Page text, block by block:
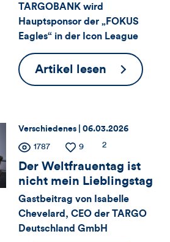
Views,
Likes
und
Kommentare
Artikels
TARGOBANK wird
Hauptsponsor der „FOKUS
Eagles“ in der Icon League
Artikel lesen Neues
Spielfeld,
Mission
Thema:
Verschiedenes | Datum:
06.03.2026
Zähler
für
Views,
Likes
Anzahl
der
Views
1787
Anzahl
der
Likes
9
Anzahl
Kommentare
2
Der Weltfrauentag ist
nicht mein Lieblingstag
Gastbeitrag von Isabelle
Chevelard, CEO der TARGO
Deutschland GmbH